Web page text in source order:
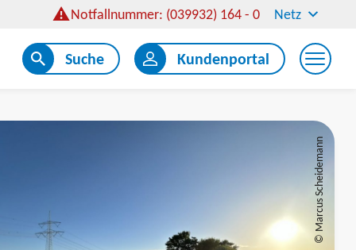
Notfallnummer: (039932) 164 - 0 Netz
Suche Kundenportal
© Marcus Scheidemann